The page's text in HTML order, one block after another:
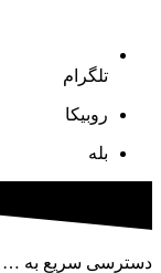
تلگرام
روبیکا
بله
دسترسی سریع به …